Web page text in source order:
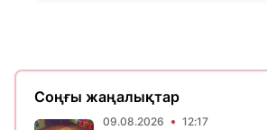
Соңғы жаңалықтар
09.08.2026 12:17